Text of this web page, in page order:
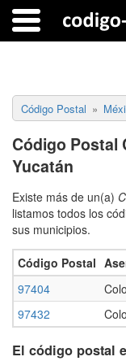
Código Postal
Código Postal
Yucatán
Existe más de un(a)
listamos todos los
sus municipios.
Código Postal
97404
97432
El código postal